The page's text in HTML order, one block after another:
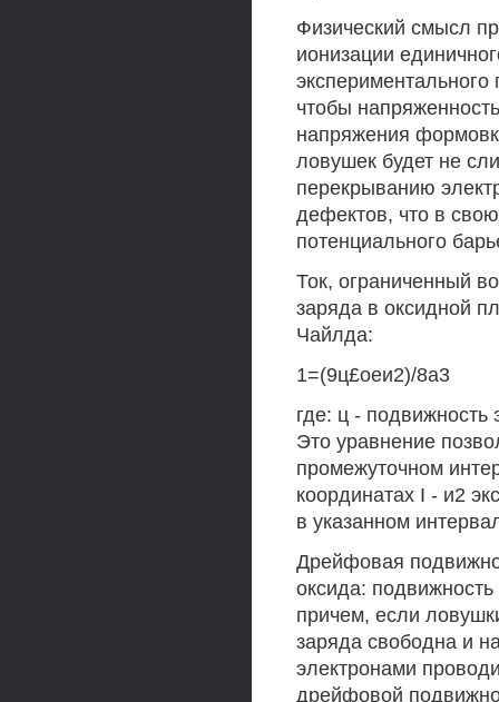
Физический смысл
ионизации
чтобы
напряжения
ловушек будет не
перекрыванию
дефектов, что в
потенциального
Ток, ограниченный
заряда в оксидной
Чайлда:
1=(9ц£оеи2)/8а3
где: ц - подвижность
Это уравнение
промежуточном
координатах I - и2
в указанном
Дрейфовая
оксида:
причем, если
заряда свободна и
электронами
дрейфовой